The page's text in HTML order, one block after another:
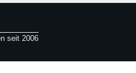
seit 2006